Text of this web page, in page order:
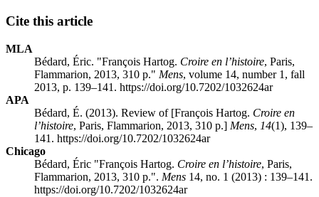
Cite this article
MLA
Bédard, Éric. "François Hartog. Croire en l’histoire, Paris,
Flammarion, 2013, 310 p." Mens, volume 14, number 1, fall
2013, p. 139–141. https://doi.org/10.7202/1032624ar
APA
Bédard, É. (2013). Review of [François Hartog. Croire en
l’histoire, Paris, Flammarion, 2013, 310 p.] Mens, 14(1), 139–
141. https://doi.org/10.7202/1032624ar
Chicago
Bédard, Éric "François Hartog. Croire en l’histoire, Paris,
Flammarion, 2013, 310 p.". Mens 14, no. 1 (2013) : 139–141.
https://doi.org/10.7202/1032624ar